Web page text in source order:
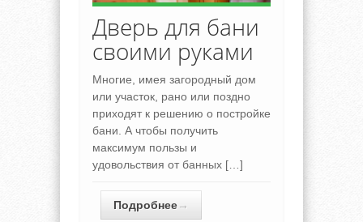
Дверь для бани
своими руками
Многие, имея загородный дом
или участок, рано или поздно
приходят к решению о постройке
бани. А чтобы получить
максимум пользы и
удовольствия от банных […]
Подробнее→